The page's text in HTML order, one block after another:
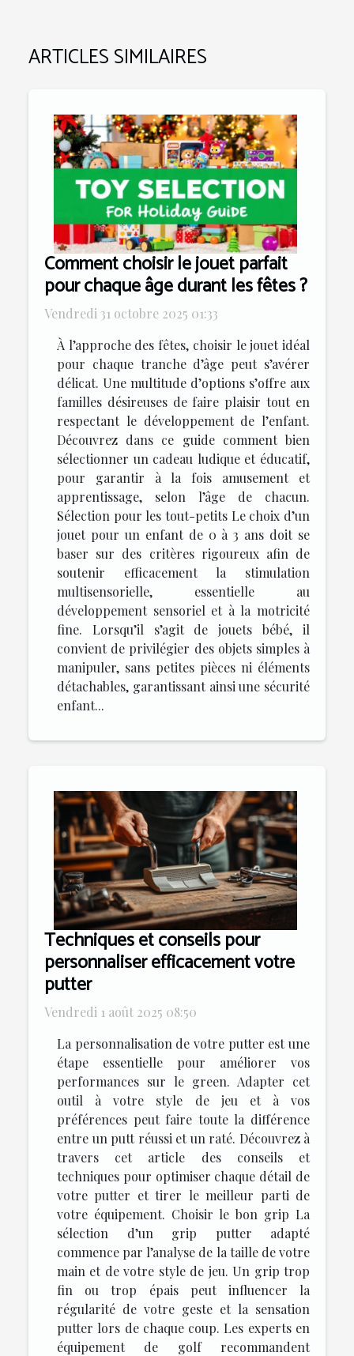
ARTICLES SIMILAIRES
Comment choisir le jouet parfait
pour chaque âge durant les fêtes ?
Vendredi 31 octobre 2025 01:33
À l’approche des fêtes, choisir le jouet idéal
pour chaque tranche d’âge peut s’avérer
délicat. Une multitude d’options s’offre aux
familles désireuses de faire plaisir tout en
respectant le développement de l’enfant.
Découvrez dans ce guide comment bien
sélectionner un cadeau ludique et éducatif,
pour garantir à la fois amusement et
apprentissage, selon l’âge de chacun.
Sélection pour les tout-petits Le choix d’un
jouet pour un enfant de 0 à 3 ans doit se
baser sur des critères rigoureux afin de
soutenir efficacement la stimulation
multisensorielle, essentielle au
développement sensoriel et à la motricité
fine. Lorsqu’il s’agit de jouets bébé, il
convient de privilégier des objets simples à
manipuler, sans petites pièces ni éléments
détachables, garantissant ainsi une sécurité
enfant...
Techniques et conseils pour
personnaliser efficacement votre
putter
Vendredi 1 août 2025 08:50
La personnalisation de votre putter est une
étape essentielle pour améliorer vos
performances sur le green. Adapter cet
outil à votre style de jeu et à vos
préférences peut faire toute la différence
entre un putt réussi et un raté. Découvrez à
travers cet article des conseils et
techniques pour optimiser chaque détail de
votre putter et tirer le meilleur parti de
votre équipement. Choisir le bon grip La
sélection d’un grip putter adapté
commence par l’analyse de la taille de votre
main et de votre style de jeu. Un grip trop
fin ou trop épais peut influencer la
régularité de votre geste et la sensation
putter lors de chaque coup. Les experts en
équipement de golf recommandent